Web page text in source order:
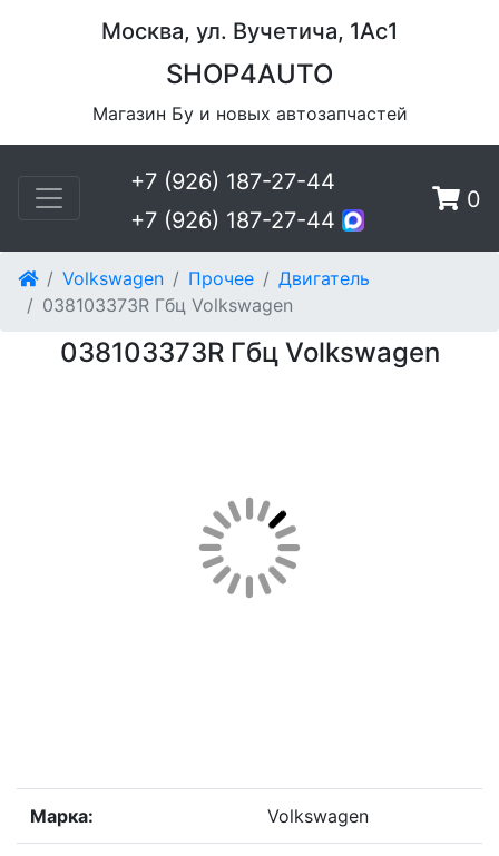
Москва, ул. Вучетича, 1Ас1
SHOP4AUTO
Магазин Бу и новых автозапчастей
+7 (926) 187-27-44
+7 (926) 187-27-44
0
Volkswagen Прочее
Двигатель
038103373R Гбц Volkswagen
038103373R Гбц Volkswagen
Марка: Volkswagen